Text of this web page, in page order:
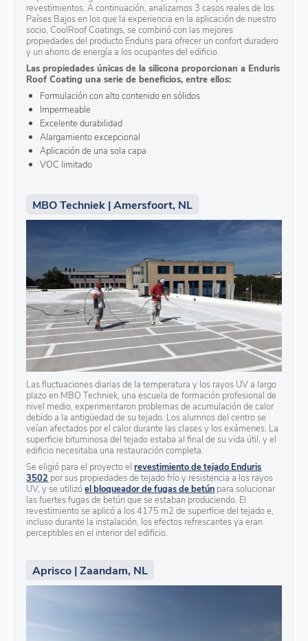
revestimientos. A continuación, analizamos 3 casos reales de los
Países Bajos en los que la experiencia en la aplicación de nuestro
socio, CoolRoof Coatings, se combinó con las mejores
propiedades del producto Enduris para ofrecer un confort duradero
y un ahorro de energía a los ocupantes del edificio.
Las propiedades únicas de la silicona proporcionan a Enduris
Roof Coating una serie de beneficios, entre ellos:
Formulación con alto contenido en sólidos
Impermeable
Excelente durabilidad
Alargamiento excepcional
Aplicación de una sola capa
VOC limitado
MBO Techniek | Amersfoort, NL
Las fluctuaciones diarias de la temperatura y los rayos UV a largo
plazo en MBO Techniek, una escuela de formación profesional de
nivel medio, experimentaron problemas de acumulación de calor
debido a la antigüedad de su tejado. Los alumnos del centro se
veían afectados por el calor durante las clases y los exámenes. La
superficie bituminosa del tejado estaba al final de su vida útil, y el
edificio necesitaba una restauración completa.
Se eligió para el proyecto elrevestimiento de tejado Enduris
3502 por sus propiedades de tejado frío y resistencia a los rayos
UV, y se utilizóel bloqueador de fugas de betún para solucionar
las fuertes fugas de betún que se estaban produciendo. El
revestimiento se aplicó a los 4175 m2 de superficie del tejado e,
incluso durante la instalación, los efectos refrescantes ya eran
perceptibles en el interior del edificio.
Aprisco | Zaandam, NL